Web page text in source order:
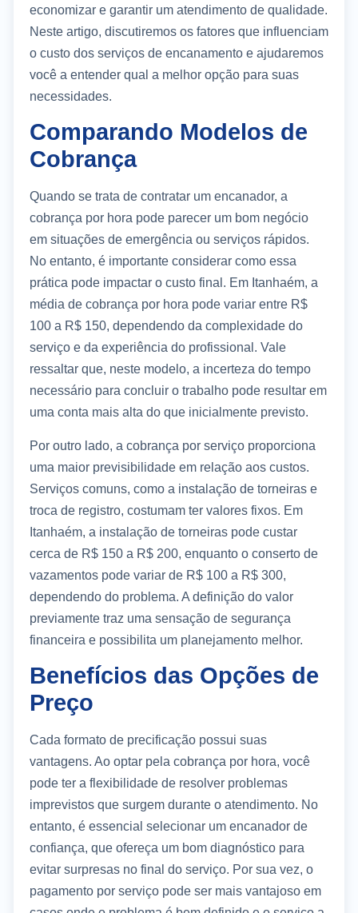
economizar e garantir um atendimento de qualidade.
Neste artigo, discutiremos os fatores que influenciam
o custo dos serviços de encanamento e ajudaremos
você a entender qual a melhor opção para suas
necessidades.
Comparando Modelos de
Cobrança
Quando se trata de contratar um encanador, a
cobrança por hora pode parecer um bom negócio
em situações de emergência ou serviços rápidos.
No entanto, é importante considerar como essa
prática pode impactar o custo final. Em Itanhaém, a
média de cobrança por hora pode variar entre R$
100 a R$ 150, dependendo da complexidade do
serviço e da experiência do profissional. Vale
ressaltar que, neste modelo, a incerteza do tempo
necessário para concluir o trabalho pode resultar em
uma conta mais alta do que inicialmente previsto.
Por outro lado, a cobrança por serviço proporciona
uma maior previsibilidade em relação aos custos.
Serviços comuns, como a instalação de torneiras e
troca de registro, costumam ter valores fixos. Em
Itanhaém, a instalação de torneiras pode custar
cerca de R$ 150 a R$ 200, enquanto o conserto de
vazamentos pode variar de R$ 100 a R$ 300,
dependendo do problema. A definição do valor
previamente traz uma sensação de segurança
financeira e possibilita um planejamento melhor.
Benefícios das Opções de
Preço
Cada formato de precificação possui suas
vantagens. Ao optar pela cobrança por hora, você
pode ter a flexibilidade de resolver problemas
imprevistos que surgem durante o atendimento. No
entanto, é essencial selecionar um encanador de
confiança, que ofereça um bom diagnóstico para
evitar surpresas no final do serviço. Por sua vez, o
pagamento por serviço pode ser mais vantajoso em